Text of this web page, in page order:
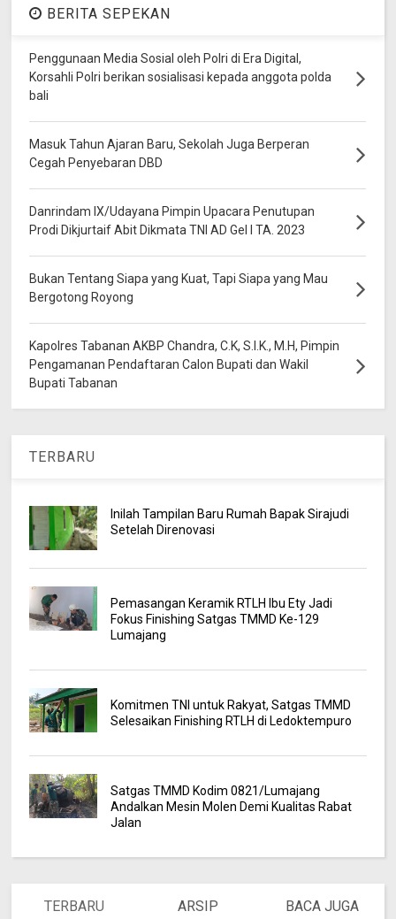
BERITA SEPEKAN
Penggunaan Media Sosial oleh Polri di Era Digital,
Korsahli Polri berikan sosialisasi kepada anggota polda
bali
Masuk Tahun Ajaran Baru, Sekolah Juga Berperan
Cegah Penyebaran DBD
Danrindam IX/Udayana Pimpin Upacara Penutupan
Prodi Dikjurtaif Abit Dikmata TNI AD Gel I TA. 2023
Bukan Tentang Siapa yang Kuat, Tapi Siapa yang Mau
Bergotong Royong
Kapolres Tabanan AKBP Chandra, C.K, S.I.K., M.H, Pimpin
Pengamanan Pendaftaran Calon Bupati dan Wakil
Bupati Tabanan
TERBARU
Inilah Tampilan Baru Rumah Bapak Sirajudi
Setelah Direnovasi
Pemasangan Keramik RTLH Ibu Ety Jadi
Fokus Finishing Satgas TMMD Ke-129
Lumajang
Komitmen TNI untuk Rakyat, Satgas TMMD
Selesaikan Finishing RTLH di Ledoktempuro
Satgas TMMD Kodim 0821/Lumajang
Andalkan Mesin Molen Demi Kualitas Rabat
Jalan
TERBARU ARSIP BACA JUGA